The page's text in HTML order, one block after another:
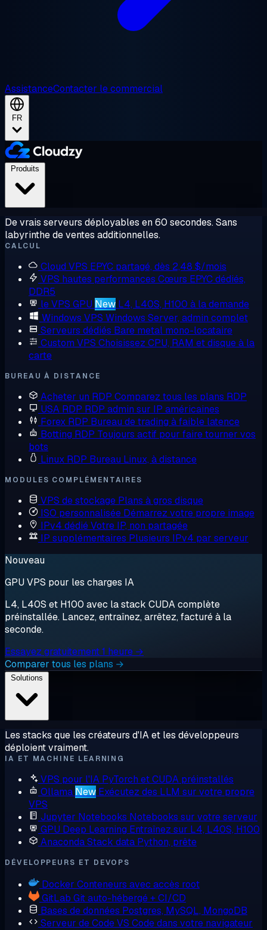
AssistanceContacter le commercial
FR
De vrais serveurs déployables en 60 secondes. Sans
labyrinthe de ventes additionnelles.
CALCUL
Cloud VPS EPYC partagé, dès 2,48 $/mois
VPS hautes performances Cœurs EPYC dédiés,
DDR5
le VPS GPU New L4, L40S, H100 à la demande
Windows VPS Windows Server, admin complet
Serveurs dédiés Bare metal mono-locataire
Custom VPS Choisissez CPU, RAM et disque à la
carte
BUREAU À DISTANCE
Acheter un RDP Comparez tous les plans RDP
USA RDP RDP admin sur IP américaines
Forex RDP Bureau de trading à faible latence
Botting RDP Toujours actif pour faire tourner vos
bots
Linux RDP Bureau Linux, à distance
MODULES COMPLÉMENTAIRES
VPS de stockage Plans à gros disque
ISO personnalisée Démarrez votre propre image
IPv4 dédiéVotre IP, non partagée
IP supplémentaires Plusieurs IPv4 par serveur
Nouveau
GPU VPS pour les charges IA
L4, L40S et H100 avec la stack CUDA complète
préinstallée. Lancez, entraînez, arrêtez, facturé à la
seconde.
Essayez gratuitement 1 heure →
Comparer tous les plans →
Les stacks que les créateurs d'IA et les développeurs
déploient vraiment.
IA ET MACHINE LEARNING
VPS pour l'IA PyTorch et CUDA préinstallés
Ollama New Exécutez des LLM sur votre propre
VPS
Jupyter Notebooks Notebooks sur votre serveur
GPU Deep Learning Entraînez sur L4, L40S, H100
AnacondaStack data Python, prête
DÉVELOPPEURS ET DEVOPS
Docker Conteneurs avec accès root
GitLab Git auto-hébergé + CI/CD
Bases de données Postgres, MySQL, MongoDB
Serveur de CodeVS Code dans votre navigateur